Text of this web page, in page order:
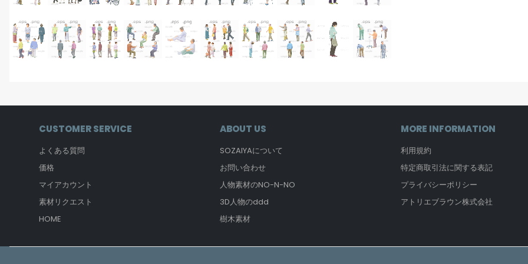
CUSTOMER SERVICE
よくある質問
価格
マイアカウント
素材リクエスト
HOME
ABOUT US
SOZAIYAについて
お問い合わせ
人物素材のNO-N-NO
3D人物のddd
樹木素材
MORE INFORMATION
利用規約
特定商取引法に関する表記
プライバシーポリシー
アトリエブラウン株式会社